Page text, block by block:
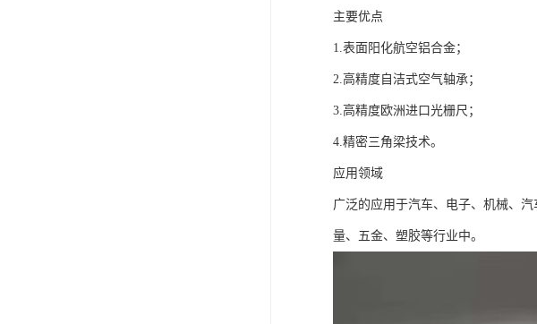
主要优点
1.表面阳化航空铝合金；
2.高精度自洁式空气轴承；
3.高精度欧洲进口光栅尺；
4.精密三角梁技术。
应用领域
广泛的应用于汽车、电子、机械、
量、五金、塑胶等行业中。